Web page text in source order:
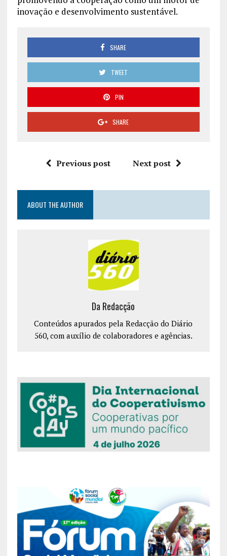
inovação e desenvolvimento sustentável.
SHARE
TWEET
PIN
SHARE
Previous post Next post
ABOUT THE AUTHOR
Da Redacção
Conteúdos apurados pela Redacção do Diário
560, com auxílio de colaboradores e agências.